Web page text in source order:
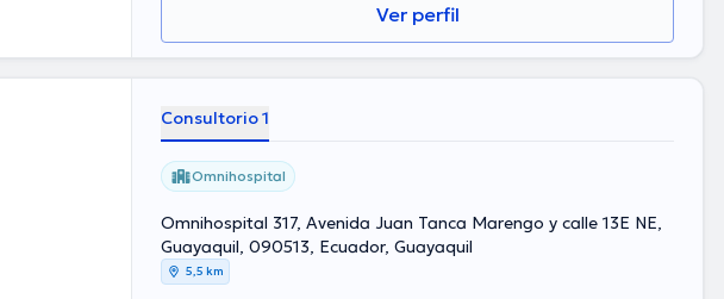
Ver perfil
Consultorio 1
Omnihospital
Omnihospital 317, Avenida Juan Tanca Marengo y calle 13E NE,
Guayaquil, 090513, Ecuador, Guayaquil
5,5 km